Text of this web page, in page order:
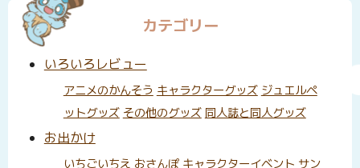
カテゴリー
いろいろレビュー
アニメのかんそう キャラクターグッズ ジュエルペ
ットグッズ その他のグッズ 同人誌と同人グッズ
お出かけ
いちごいちえ おさんぽ キャラクターイベント サン